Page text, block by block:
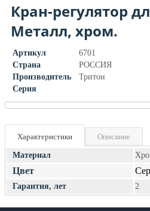
Кран-регулятор
Металл, хром.
Артикул
6701
Страна
РОССИЯ
Производитель
Тритон
Серия
Характеристики Описание
Материал
Цвет
Гарантия, лет 2